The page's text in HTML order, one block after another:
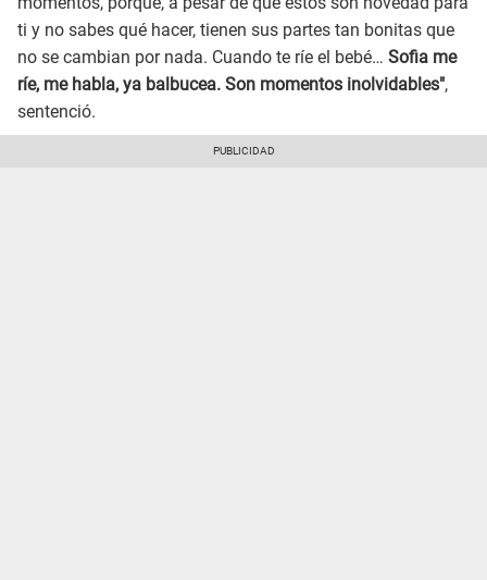
ti y no sabes qué hacer, tienen sus partes tan bonitas que
no se cambian por nada. Cuando te ríe el bebé… Sofia me
ríe, me habla, ya balbucea. Son momentos inolvidables",
sentenció.